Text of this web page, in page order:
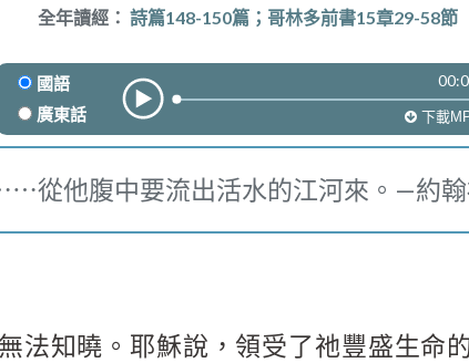
全年讀經：詩篇148-150篇；哥林多前書15章29-58節
國語
廣東話
下載
從他腹中要流出活水的江河來。—約
法知曉。耶穌說，領受了祂豐盛生命